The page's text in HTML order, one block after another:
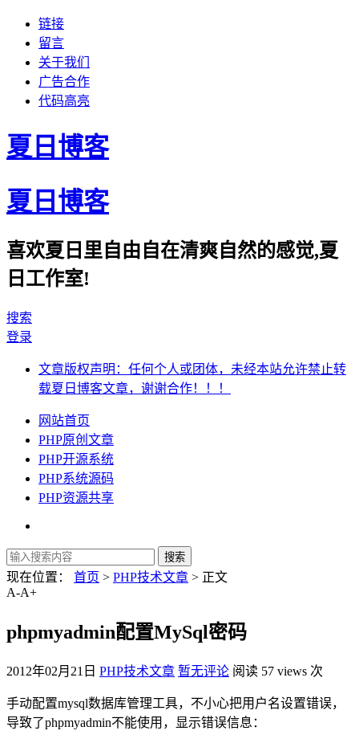
链接
留言
关于我们
广告合作
代码高亮
夏日博客
夏日博客
喜欢夏日里自由自在清爽自然的感觉,夏
日工作室!
搜索
登录
文章版权声明：任何个人或团体，未经本站允许禁止转
载夏日博客文章，谢谢合作！！！
网站首页
PHP原创文章
PHP开源系统
PHP系统源码
PHP资源共享
现在位置： 首页 > PHP技术文章 > 正文
A-A+
phpmyadmin配置MySql密码
2012年02月21日 PHP技术文章 暂无评论 阅读 57 views 次
手动配置mysql数据库管理工具，不小心把用户名设置错误，
导致了phpmyadmin不能使用，显示错误信息：